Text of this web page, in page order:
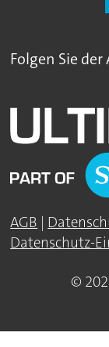
Folgen Sie
AGB |
Datenschutz-
©